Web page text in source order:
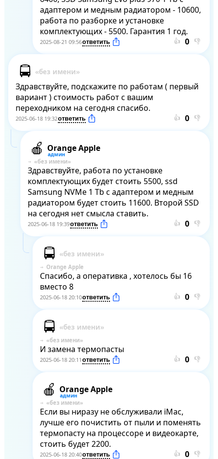
адаптером и медным радиатором - 10600,
работа по разборке и установке
комплектующих - 5500. Гарантия 1 год.
2025-08-21 09:56 👍 👎
Здравствуйте, подскажите по работам ( первый
вариант ) стоимость работ с вашим
переходником на сегодня спасибо.
2025-06-18 19:32 👍 👎
Orange Apple
Здравствуйте, работа по установке
комплектующих будет стоить 5500, ssd
Samsung NVMe 1 Tb с адаптером и медным
радиатором будет стоить 11600. Второй SSD
на сегодня нет смысла ставить.
2025-06-18 19:39 👍 👎
Orange Apple
Спасибо, а оперативка , хотелось бы 16
вместо 8
2025-06-18 20:10 👍 👎
И замена термопасты
2025-06-18 20:11 👍 👎
Orange Apple
Если вы ниразу не обслуживали iMac,
лучше его почистить от пыли и поменять
термопасту на процессоре и видеокарте,
стоить будет 2200.
2025-06-18 20:40 👍 👎